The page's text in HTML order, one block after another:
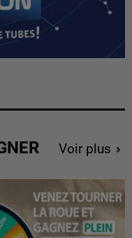
Voir plus